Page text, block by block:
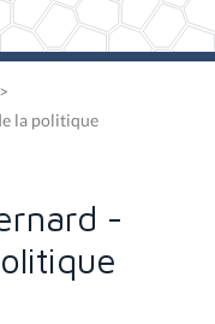
la politique
-